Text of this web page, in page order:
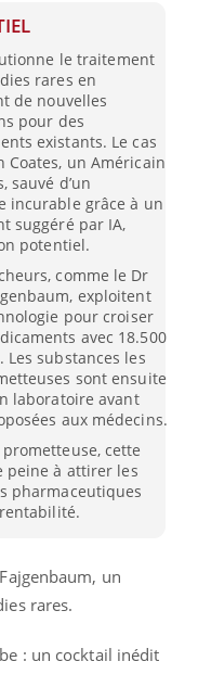
le traitement
rares en
de nouvelles
pour des
existants. Le cas
Coates, un Américain
sauvé d’un
incurable grâce à un
suggéré par IA,
potentiel.
comme le Dr
exploitent
pour croiser
avec 18.500
Les substances les
sont ensuite
laboratoire avant
aux médecins.
cette
peine à attirer les
pharmaceutiques
un
rares.
: un cocktail inédit